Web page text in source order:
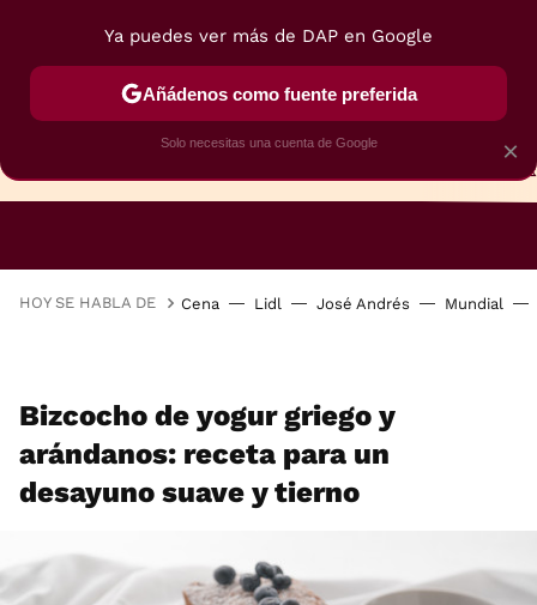
HOY SE HABLA DE Cena Lidl José Andrés Mundial
Bizcocho de yogur griego y
arándanos: receta para un
desayuno suave y tierno
×
Ya puedes ver más de DAP en Google
Añádenos como fuente preferida
Solo necesitas una cuenta de Google